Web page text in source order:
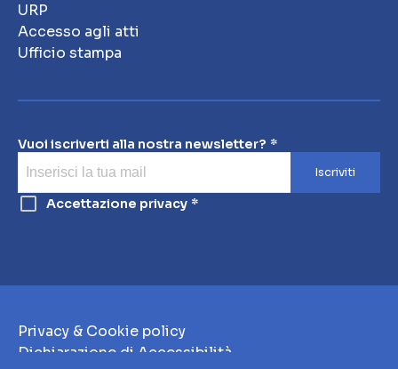
URP
Accesso agli atti
Ufficio stampa
Vuoi iscriverti alla nostra newsletter?
Iscriviti
Accettazione privacy
Privacy & Cookie policy
Dichiarazione di Accessibilità